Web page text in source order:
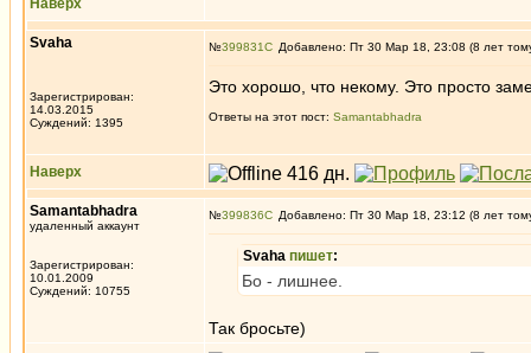
Наверх
Svaha
Зарегистрирован:
14.03.2015
Суждений: 1395
№399831 Добавлено: Пт 30 Мар 18, 23:08 (8 лет
Это хорошо, что некому. Это просто
Ответы на этот пост: Samantabhadra
Наверх
Samantabhadra
удаленный аккаунт
Зарегистрирован:
10.01.2009
Суждений: 10755
№399836 Добавлено: Пт 30 Мар 18, 23:12 (8 лет
Svaha пишет:
Бо - лишнее.
Так бросьте)